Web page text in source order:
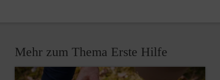
Mehr zum Thema Erste Hilfe